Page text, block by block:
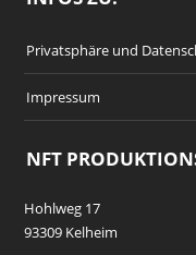
Privatsphäre und
Impressum
NFT
Hohlweg 17
93309 Kelheim